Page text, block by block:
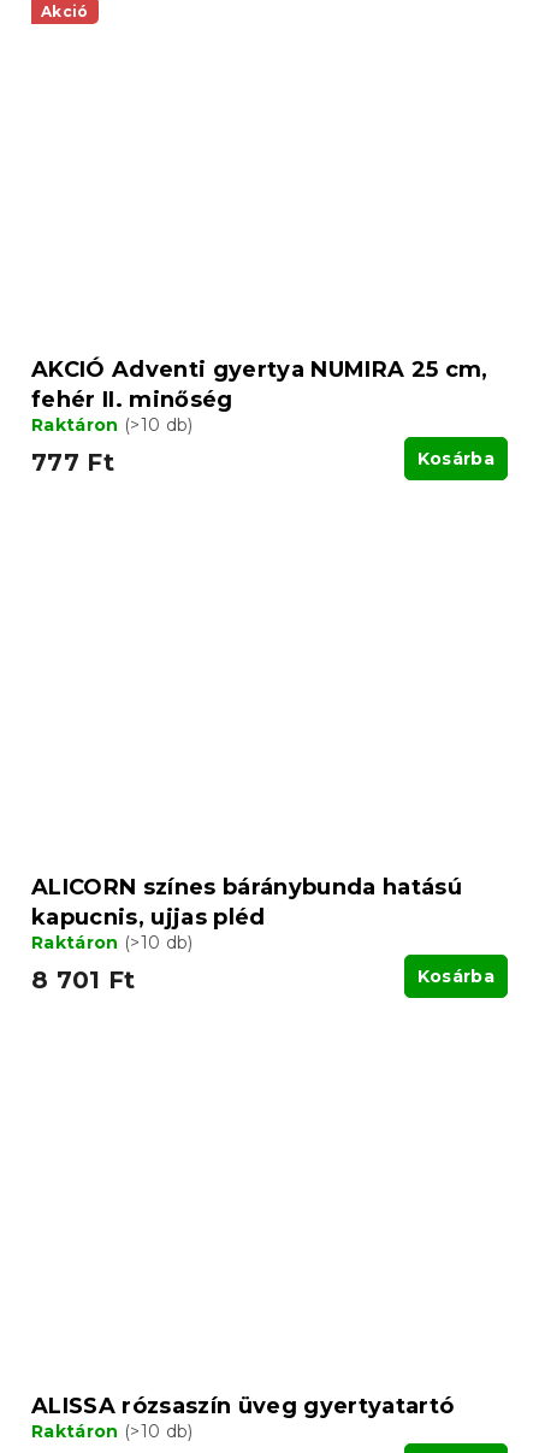
Akció
AKCIÓ Adventi gyertya NUMIRA 25 cm,
fehér II. minőség
Raktáron (>10 db)
777 Ft Kosárba
ALICORN színes báránybunda hatású
kapucnis, ujjas pléd
Raktáron (>10 db)
8 701 Ft Kosárba
ALISSA rózsaszín üveg gyertyatartó
Raktáron (>10 db)